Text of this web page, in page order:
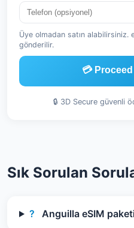
Üye olmadan satın
gönderilir.
💳
🔒 3D Secure güvenli
Sık Sorulan
? Anguilla eSIM